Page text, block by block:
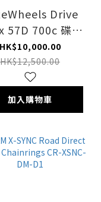
Drive
700c 碟剎
纖輪組(碳輻條)
HK$10,000.00
HK$12,500.00
加入購物車